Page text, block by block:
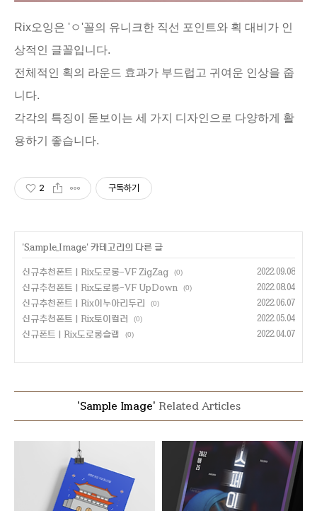
Rix오잉은 'ㅇ'꼴의 유니크한 직선 포인트와 획 대비가 인
상적인 글꼴입니다.
전체적인 획의 라운드 효과가 부드럽고 귀여운 인상을 줍
니다.
각각의 특징이 돋보이는 세 가지 디자인으로 다양하게 활
용하기 좋습니다.
2 구독하기
'Sample Image' 카테고리의 다른 글
신규추천폰트 | Rix도로롱-VF ZigZag (0) 2022.09.08
신규추천폰트 | Rix도로롱-VF UpDown (0) 2022.08.04
신규추천폰트 | Rix이누아리두리 (0) 2022.06.07
신규추천폰트 | Rix토이컬러 (0) 2022.05.04
신규폰트 | Rix도로롱슬랩 (0) 2022.04.07
'Sample Image' Related Articles